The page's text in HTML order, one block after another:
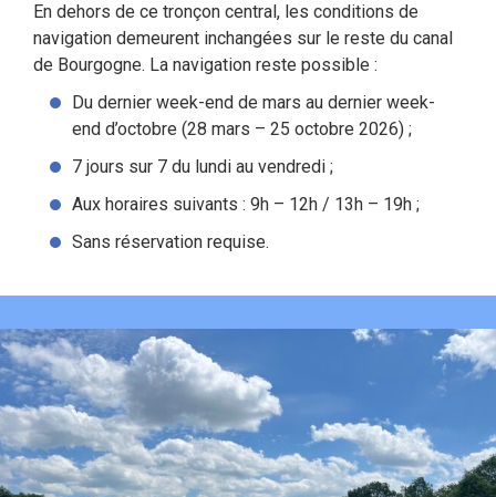
En dehors de ce tronçon central, les conditions de
navigation demeurent inchangées sur le reste du canal
de Bourgogne. La navigation reste possible :
Du dernier week-end de mars au dernier week-
end d’octobre (28 mars – 25 octobre 2026) ;
7 jours sur 7 du lundi au vendredi ;
Aux horaires suivants : 9h – 12h / 13h – 19h ;
Sans réservation requise.